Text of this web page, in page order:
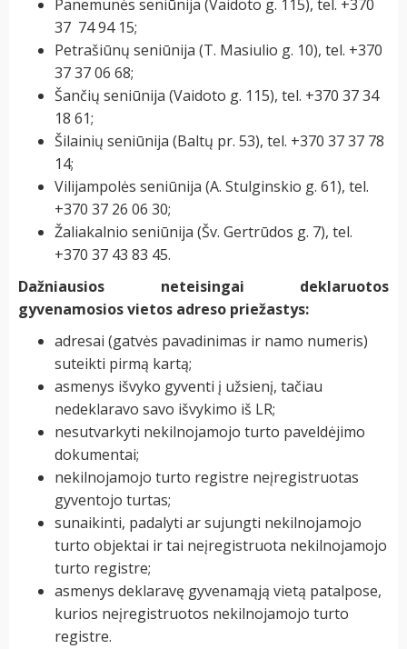
Panemunės seniūnija (Vaidoto g. 115), tel. +370
37 74 94 15;
Petrašiūnų seniūnija (T. Masiulio g. 10), tel. +370
37 37 06 68;
Šančių seniūnija (Vaidoto g. 115), tel. +370 37 34
18 61;
Šilainių seniūnija (Baltų pr. 53), tel. +370 37 37 78
14;
Vilijampolės seniūnija (A. Stulginskio g. 61), tel.
+370 37 26 06 30;
Žaliakalnio seniūnija (Šv. Gertrūdos g. 7), tel.
+370 37 43 83 45.
Dažniausios neteisingai deklaruotos
gyvenamosios vietos adreso priežastys:
adresai (gatvės pavadinimas ir namo numeris)
suteikti pirmą kartą;
asmenys išvyko gyventi į užsienį, tačiau
nedeklaravo savo išvykimo iš LR;
nesutvarkyti nekilnojamojo turto paveldėjimo
dokumentai;
nekilnojamojo turto registre neįregistruotas
gyventojo turtas;
sunaikinti, padalyti ar sujungti nekilnojamojo
turto objektai ir tai neįregistruota nekilnojamojo
turto registre;
asmenys deklaravę gyvenamąją vietą patalpose,
kurios neįregistruotos nekilnojamojo turto
registre.